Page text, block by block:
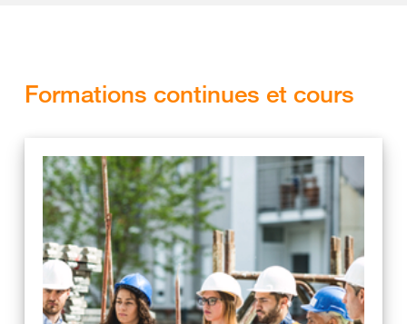
Formations continues et cours